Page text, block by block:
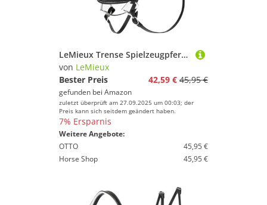
Erfolg mit Deinem Sport.
LeMieux Trense Spielzeugpferd Competition Schwarz
von LeMieux
Bester Preis
42,59 € 45,95 €
gefunden bei Amazon
zuletzt überprüft am 27.09.2025 um 00:03; der
Preis kann sich seitdem geändert haben.
7% Ersparnis
Weitere Angebote:
OTTO
45,95 €
Horse Shop
45,95 €